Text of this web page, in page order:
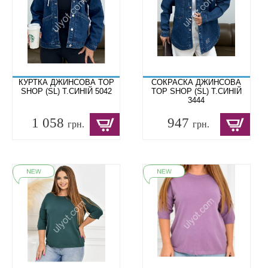
КУРТКА ДЖИНСОВА TOP
SHOP (SL) Т.СИНІЙ 5042
1 058 грн.
СОКРАСКА ДЖИНСОВА
TOP SHOP (SL) Т.СИНІЙ
3444
947грн.